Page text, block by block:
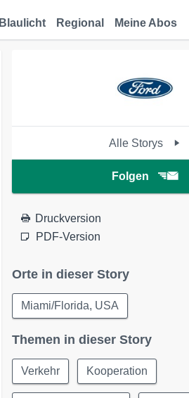
Blaulicht Regional Meine Abos
Alle Storys
Folgen
Druckversion
PDF-Version
Orte in dieser Story
Miami/Florida, USA
Themen in dieser Story
Verkehr Kooperation